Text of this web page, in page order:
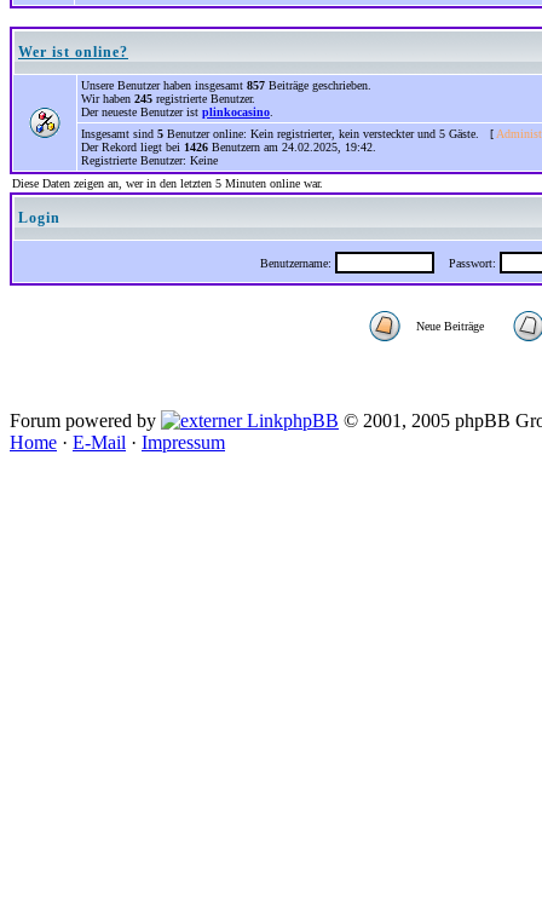
Wer ist online?
Unsere Benutzer haben insgesamt 857 Beiträge geschrieben.
Wir haben 245 registrierte Benutzer.
Der neueste Benutzer ist plinkocasino
Insgesamt sind 5 Benutzer online: Kein registrierter, kein versteckter und 5 Gäste. [
Der Rekord liegt bei 1426 Benutzern am 24.02.2025, 19:42.
Registrierte Benutzer: Keine
Diese Daten zeigen an, wer in den letzten 5 Minuten online war.
Login
Benutzername: Passwort:
Neue Beiträge
Forum powered by phpBB © 2001, 2005 phpBB
Home · E-Mail · Impressum